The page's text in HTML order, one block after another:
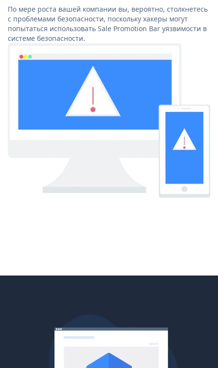
По мере роста вашей компании вы, вероятно, столкнетесь
с проблемами безопасности, поскольку хакеры могут
попытаться использовать Sale Promotion Bar уязвимости в
системе безопасности.